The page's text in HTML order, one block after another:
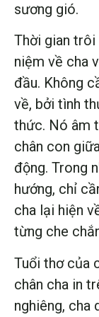
sương gió.
Thời gian trôi
niệm về cha
đầu. Không
về, bởi tình
thức. Nó âm
chân con
động. Trong
hướng, chỉ
cha lại hiện
từng che
Tuổi thơ của
chân cha in
nghiêng, cha